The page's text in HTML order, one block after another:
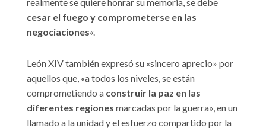
realmente se quiere honrar su memoria, se debe
cesar el fuego y comprometerse en las
negociaciones«.
León XIV también expresó su «sincero aprecio» por
aquellos que, «a todos los niveles, se están
comprometiendo a construir la paz en las
diferentes regiones marcadas por la guerra», en un
llamado a la unidad y el esfuerzo compartido por la